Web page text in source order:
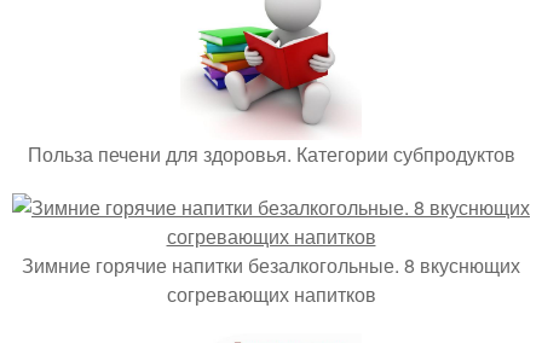
Польза печени для здоровья. Категории субпродуктов
Зимние горячие напитки безалкогольные. 8 вкуснющих
согревающих напитков